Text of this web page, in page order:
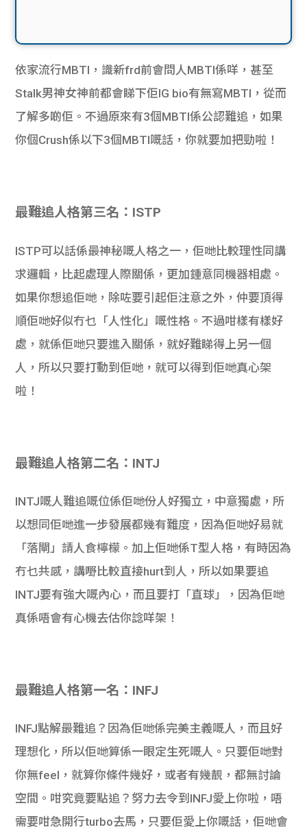
依家流行MBTI，識新frd前會問人MBTI係咩，甚至
Stalk男神女神前都會睇下佢IG bio有無寫MBTI，從而
了解多啲佢。不過原來有3個MBTI係公認難追，如果
你個Crush係以下3個MBTI嘅話，你就要加把勁啦！
最難追人格第三名：ISTP
ISTP可以話係最神秘嘅人格之一，佢哋比較理性同講
求邏輯，比起處理人際關係，更加鍾意同機器相處。
如果你想追佢哋，除咗要引起佢注意之外，仲要頂得
順佢哋好似冇乜「人性化」嘅性格。不過咁樣有樣好
處，就係佢哋只要進入關係，就好難睇得上另一個
人，所以只要打動到佢哋，就可以得到佢哋真心架
啦！
最難追人格第二名：INTJ
INTJ嘅人難追嘅位係佢哋份人好獨立，中意獨處，所
以想同佢哋進一步發展都幾有難度，因為佢哋好易就
「落閘」請人食檸檬。加上佢哋係T型人格，有時因為
冇乜共感，講嘢比較直接hurt到人，所以如果要追
INTJ要有強大嘅內心，而且要打「直球」，因為佢哋
真係唔會有心機去估你諗咩架！
最難追人格第一名：INFJ
INFJ點解最難追？因為佢哋係完美主義嘅人，而且好
理想化，所以佢哋算係一眼定生死嘅人。只要佢哋對
你無feel，就算你條件幾好，或者有幾靚，都無討論
空間。咁究竟要點追？努力去令到INFJ愛上你啦，唔
需要咁急開行turbo去馬，只要佢愛上你嘅話，佢哋會